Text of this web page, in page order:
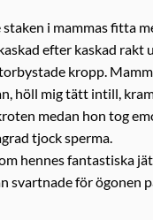
staken i mammas fitta
efter kaskad rakt
kropp.
höll mig tätt intill,
medan hon tog
tjock sperma.
hennes fantastiska
svartnade för ögonen